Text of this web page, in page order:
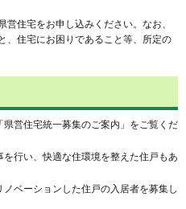
住宅をお申し込みください。なお、
、住宅にお困りであること等、所定の
営住宅統一募集のご案内」をご覧くだ
行い、快適な住環境を整えた住戸もあ
ベーションした住戸の入居者を募集し